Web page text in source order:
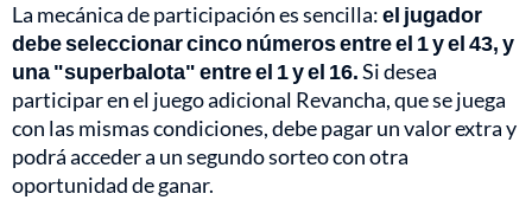
La mecánica de participación es sencilla:el jugador
debe seleccionar cinco números entre el 1 y el 43, y
una "superbalota" entre el 1 y el 16.Si desea
participar en el juego adicional Revancha, que se juega
con las mismas condiciones, debe pagar un valor extra y
podrá acceder a un segundo sorteo con otra
oportunidad de ganar.